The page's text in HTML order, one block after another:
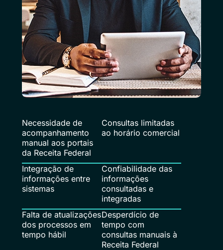
Necessidade de
acompanhamento
manual aos portais
da Receita Federal
Consultas limitadas
ao horário comercial
Integração de
informações entre
sistemas
Confiabilidade das
informações
consultadas e
integradas
Falta de atualizações
dos processos em
tempo hábil
Desperdício de
tempo com
consultas manuais à
Receita Federal